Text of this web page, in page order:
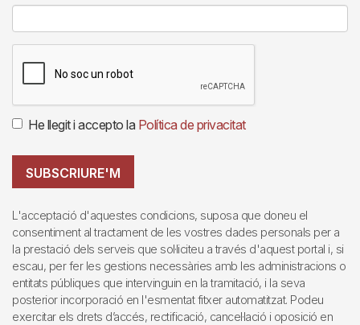
He llegit i accepto la Política de privacitat
SUBSCRIURE'M
L'acceptació d'aquestes condicions, suposa que doneu el
consentiment al tractament de les vostres dades personals per a
la prestació dels serveis que sol·liciteu a través d'aquest portal i, si
escau, per fer les gestions necessàries amb les administracions o
entitats públiques que intervinguin en la tramitació, i la seva
posterior incorporació en l'esmentat fitxer automatitzat. Podeu
exercitar els drets d’accés, rectificació, cancel·lació i oposició en